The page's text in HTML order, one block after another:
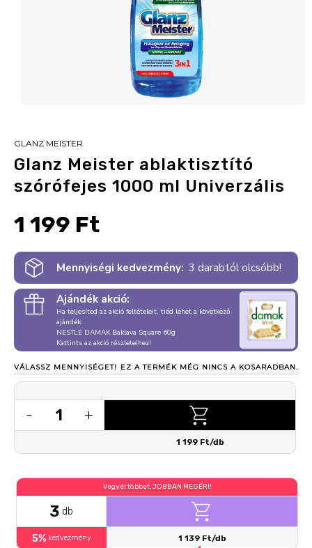
GLANZ MEISTER
Glanz Meister ablaktisztító
szórófejes 1000 ml Univerzális
1 199 Ft
Mennyiségi kedvezmény: 3 darabtól olcsóbb!
Ajándék akció:
Ha teljesíted az akció feltételeit, tiéd lehet a következő
ajándék:
NESTLE DAMAK Baklava Square 60g
Kattints az akció részleteihez!
VÁLASSZ MENNYISÉGET! EZ A TERMÉK MÉG NINCS A KOSARADBAN.
- 1 +
1 199 Ft/db
Vegyél többet, JOBBAN MEGÉRI!
3 db
5% kedvezmény 1 139 Ft/db